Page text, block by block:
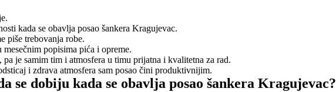
kada se obavlja posao šankera Kragujevac.
piše trebovanja robe.
mesečnim popisima pića i opreme.
je samim tim i atmosfera u timu prijatna i kvalitetna za rad.
i zdrava atmosfera sam posao čini produktivnijim.
se dobiju kada se obavlja posao šankera Kragujevac?